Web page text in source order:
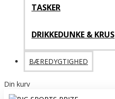
TASKER
DRIKKEDUNKE & KRUS
BÆREDYGTIGHED
Din kurv